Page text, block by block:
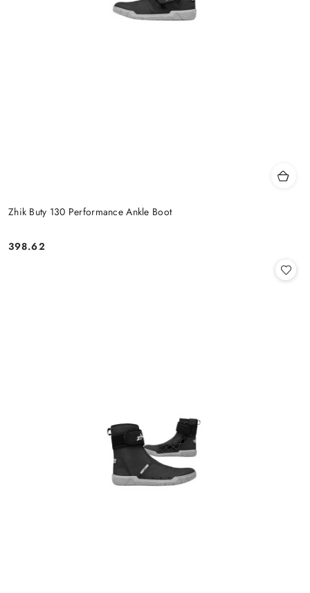
Zhik Buty 130 Performance Ankle Boot
Cena:
398.62